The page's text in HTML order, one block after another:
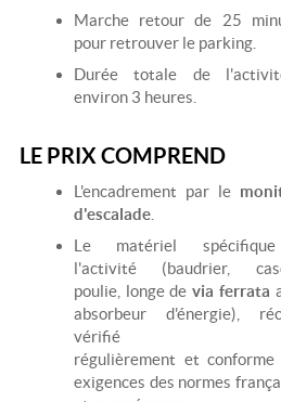
Marche retour de 25
pour retrouver le parking.
Durée totale de
environ 3 heures.
LE PRIX COMPREND
L'encadrement par le
d'escalade.
Le matériel
l'activité (baudrier,
poulie, longe de via ferrata
absorbeur d'énergie),
vérifié
régulièrement et conforme
exigences des normes